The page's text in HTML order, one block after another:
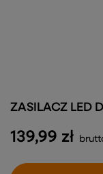
139,99 zł
ZASILACZ LED